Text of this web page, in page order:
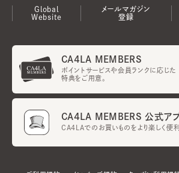
Global
Website
メールマガジン
登録
CA4LA MEMBERS
ポイントサービスや会員ランクに応じた
特典をご用意。
CA4LA MEMBERS 公式アプ
CA4LAでのお買いものをより楽しく便利